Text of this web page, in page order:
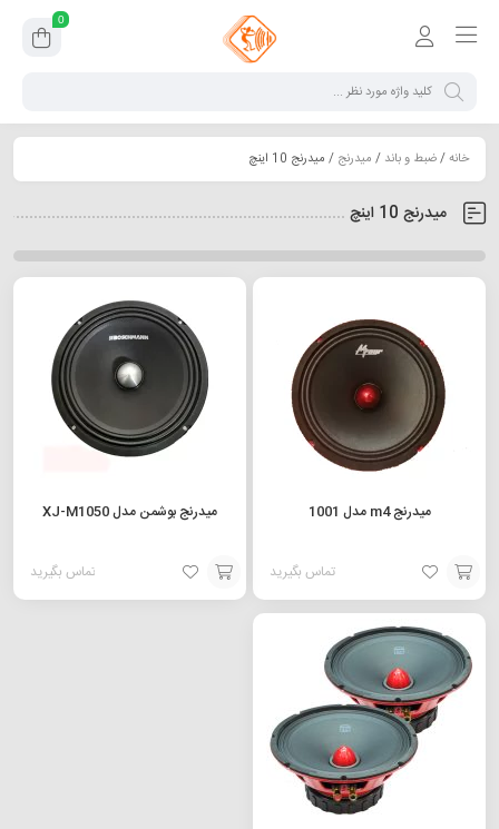
0
خانه/ضبط و باند / میدرنج / میدرنج 10 اینچ
میدرنج 10 اینچ
میدرنج m4 مدل 1001
تماس بگیرید
افزودن
به
سبد
میدرنج بوشمن مدل XJ-M1050
تماس بگیرید
افزودن